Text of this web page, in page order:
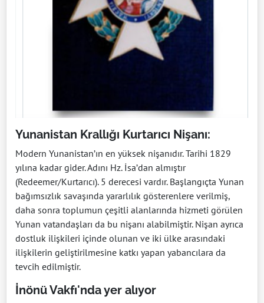
Yunanistan Krallığı Kurtarıcı Nişanı:
Modern Yunanistan’ın en yüksek nişanıdır. Tarihi 1829
yılına kadar gider. Adını Hz. İsa’dan almıştır
(Redeemer/Kurtarıcı). 5 derecesi vardır. Başlangıçta Yunan
bağımsızlık savaşında yararlılık gösterenlere verilmiş,
daha sonra toplumun çeşitli alanlarında hizmeti görülen
Yunan vatandaşları da bu nişanı alabilmiştir. Nişan ayrıca
dostluk ilişkileri içinde olunan ve iki ülke arasındaki
ilişkilerin geliştirilmesine katkı yapan yabancılara da
tevcih edilmiştir.
İnönü Vakfı'nda yer alıyor